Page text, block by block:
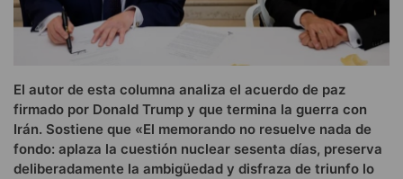
El autor de esta columna analiza el acuerdo de paz
firmado por Donald Trump y que termina la guerra con
Irán. Sostiene que «El memorando no resuelve nada de
fondo: aplaza la cuestión nuclear sesenta días, preserva
deliberadamente la ambigüedad y disfraza de triunfo lo